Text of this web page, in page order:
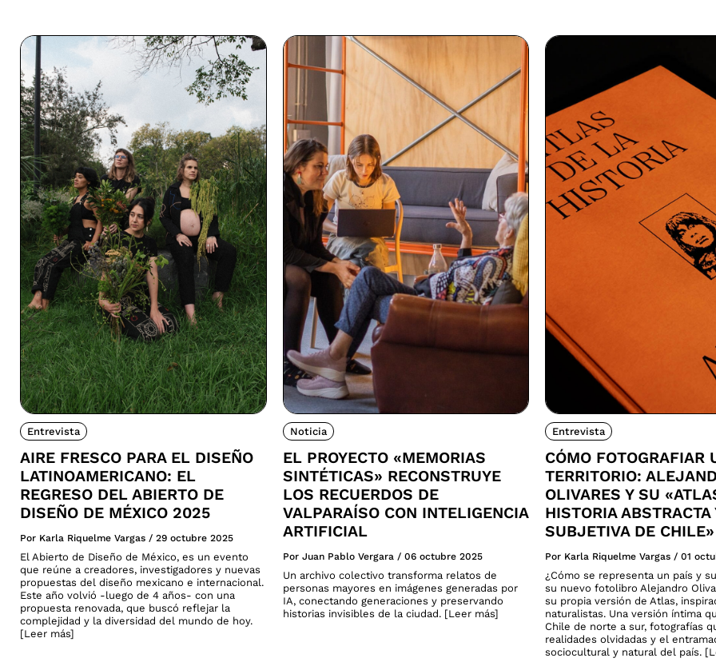
Entrevista
AIRE FRESCO PARA EL DISEÑO
LATINOAMERICANO: EL
REGRESO DEL ABIERTO DE
DISEÑO DE MÉXICO 2025
Por Karla Riquelme Vargas / 29 octubre 2025
El Abierto de Diseño de México, es un evento
que reúne a creadores, investigadores y nuevas
propuestas del diseño mexicano e internacional.
Este año volvió -luego de 4 años- con una
propuesta renovada, que buscó reflejar la
complejidad y la diversidad del mundo de hoy.
[Leer más]
Noticia
EL PROYECTO «MEMORIAS
SINTÉTICAS» RECONSTRUYE
LOS RECUERDOS DE
VALPARAÍSO CON INTELIGENCIA
ARTIFICIAL
Por Juan Pablo Vergara / 06 octubre 2025
Un archivo colectivo transforma relatos de
personas mayores en imágenes generadas por
IA, conectando generaciones y preservando
historias invisibles de la ciudad. [Leer más]
Entrevista
CÓMO FOTOGRAFIAR
TERRITORIO:
OLIVARES Y SU
HISTORIA ABSTRACTA
SUBJETIVA DE CHILE»
Por Karla Riquelme Vargas / 01
¿Cómo se representa un país y
su nuevo fotolibro Alejandro
su propia versión de Atlas,
naturalistas. Una versión íntima
Chile de norte a sur, fotografías
realidades olvidadas y el
sociocultural y natural del país.